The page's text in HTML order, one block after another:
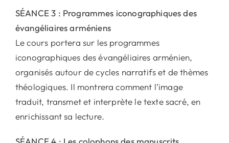
SÉANCE 3 : Programmes iconographiques des
évangéliaires arméniens
Le cours portera sur les programmes
iconographiques des évangéliaires arménien,
organisés autour de cycles narratifs et de thèmes
théologiques. Il montrera comment l’image
traduit, transmet et interprète le texte sacré, en
enrichissant sa lecture.